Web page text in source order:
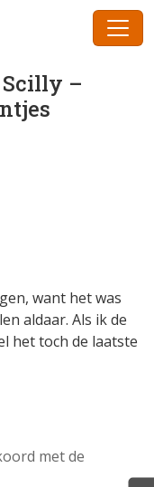
Scilly –
want het was
aldaar. Als ik de
het toch de laatste
met de